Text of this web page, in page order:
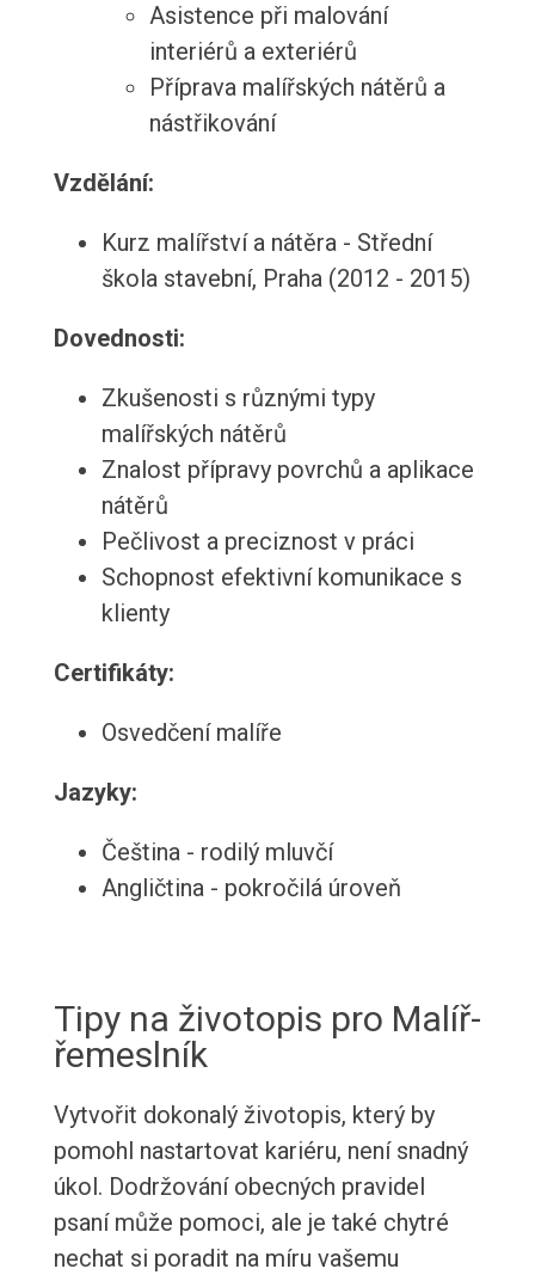
Asistence při malování
interiérů a exteriérů
Příprava malířských nátěrů a
nástřikování
Vzdělání:
Kurz malířství a nátěra - Střední
škola stavební, Praha (2012 - 2015)
Dovednosti:
Zkušenosti s různými typy
malířských nátěrů
Znalost přípravy povrchů a aplikace
nátěrů
Pečlivost a preciznost v práci
Schopnost efektivní komunikace s
klienty
Certifikáty:
Osvedčení malíře
Jazyky:
Čeština - rodilý mluvčí
Angličtina - pokročilá úroveň
Tipy na životopis pro Malíř-
řemeslník
Vytvořit dokonalý životopis, který by
pomohl nastartovat kariéru, není snadný
úkol. Dodržování obecných pravidel
psaní může pomoci, ale je také chytré
nechat si poradit na míru vašemu